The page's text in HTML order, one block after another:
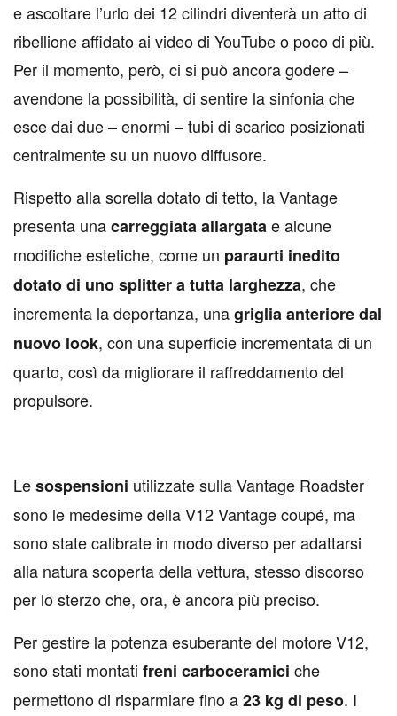
e ascoltare l’urlo dei 12 cilindri diventerà un atto di
ribellione affidato ai video di YouTube o poco di più.
Per il momento, però, ci si può ancora godere –
avendone la possibilità, di sentire la sinfonia che
esce dai due – enormi – tubi di scarico posizionati
centralmente su un nuovo diffusore.
Rispetto alla sorella dotato di tetto, la Vantage
presenta unacarreggiata allargatae alcune
modifiche estetiche, come un paraurti inedito
dotato di uno splitter a tutta larghezza, che
incrementa la deportanza, unagriglia anteriore dal
nuovo look, con una superficie incrementata di un
quarto, così da migliorare il raffreddamento del
propulsore.
Lesospensioni utilizzate sulla Vantage Roadster
sono le medesime della V12 Vantage coupé, ma
sono state calibrate in modo diverso per adattarsi
alla natura scoperta della vettura, stesso discorso
per lo sterzo che, ora, è ancora più preciso.
Per gestire la potenza esuberante del motore V12,
sono stati montati freni carboceramici che
permettono di risparmiare fino a23 kg di peso. I